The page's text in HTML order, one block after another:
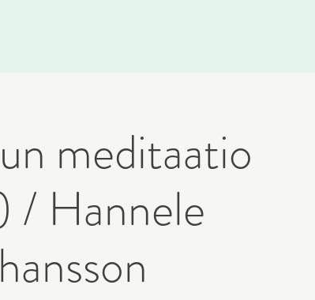
meditaatio
/ Hannele